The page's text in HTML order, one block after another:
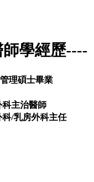
學經歷----
理碩士畢業
科主治醫師
/乳房外科主任